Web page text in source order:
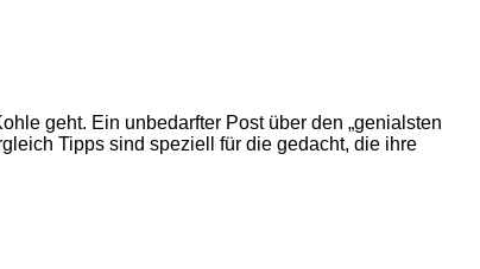
geht. Ein unbedarfter Post über den „genialsten
Tipps sind speziell für die gedacht, die ihre